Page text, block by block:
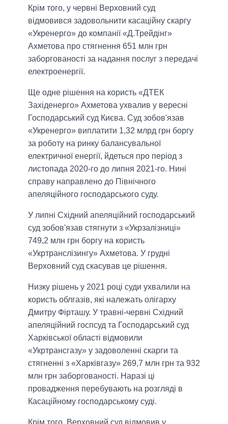
Крім того, у червні Верховний суд
відмовився задовольнити касаційну скаргу
«Укренерго» до компанії «Д.Трейдінг»
Ахметова про стягнення 651 млн грн
заборгованості за надання послуг з передачі
електроенергії.
Ще одне рішення на користь «ДТЕК
Західенерго» Ахметова ухвалив у вересні
Господарський суд Києва. Суд зобов'язав
«Укренерго» виплатити 1,32 млрд грн боргу
за роботу на ринку балансувальної
електричної енергії, йдеться про період з
листопада 2020-го до липня 2021-го. Нині
справу направлено до Північного
апеляційного господарського суду.
У липні Східний апеляційний господарський
суд зобов'язав стягнути з «Укрзалізниці»
749,2 млн грн боргу на користь
«Укртранслізингу» Ахметова. У грудні
Верховний суд скасував це рішення.
Низку рішень у 2021 році суди ухвалили на
користь облгазів, які належать олігарху
Дмитру Фірташу. У травні-червні Східний
апеляційний госпсуд та Господарський суд
Харківської області відмовили
«Укртрансгазу» у задоволенні скарги та
стягненні з «Харківгазу» 269,7 млн грн та 932
млн грн заборгованості. Наразі ці
провадження перебувають на розгляді в
Касаційному господарському суді.